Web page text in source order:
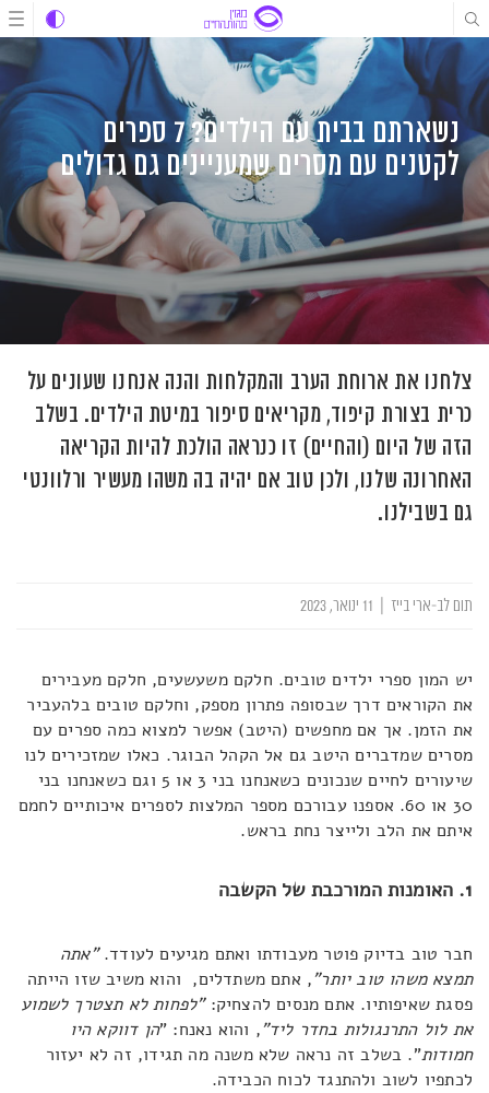
דלג
לתוכן
דלג
לתוכן
דלג
לניווט
נשארתם בבית עם הילדים? 7 ספרים
לקטנים עם מסרים שמעניינים גם גדולים
צלחנו את ארוחת הערב והמקלחות והנה אנחנו שעונים על
כרית בצורת קיפוד, מקריאים סיפור במיטת הילדים. בשלב
הזה של היום (והחיים) זו כנראה הולכת להיות הקריאה
האחרונה שלנו, ולכן טוב אם יהיה בה משהו מעשיר ורלוונטי
גם בשבילנו.
תום לב-ארי בייז
יש המון ספרי ילדים טובים. חלקם משעשעים, חלקם מעבירים
את הקוראים דרך שבסופה פתרון מספק, וחלקם טובים בלהעביר
את הזמן. אך אם מחפשים (היטב) אפשר למצוא כמה ספרים עם
מסרים שמדברים היטב גם אל הקהל הבוגר. כאלו שמזכירים לנו
שיעורים לחיים שנכונים כשאנחנו בני 3 או 5 וגם כשאנחנו בני
30 או 60. אספנו עבורכם מספר המלצות לספרים איכותיים לחמם
איתם את הלב ולייצר נחת בראש.
1. האומנות המורכבת של הקשבה
חבר טוב בדיוק פוטר מעבודתו ואתם מגיעים לעודד."אתה
תמצא משהו טוב יותר", אתם משתדלים, והוא משיב שזו הייתה
פסגת שאיפותיו. אתם מנסים להצחיק:"לפחות לא תצטרך לשמוע
את לול התרנגולות בחדר ליד", והוא נאנח: "הן דווקא היו
חמודות". בשלב זה נראה שלא משנה מה תגידו, זה לא יעזור
לכתפיו לשוב ולהתנגד לכוח הכבידה.